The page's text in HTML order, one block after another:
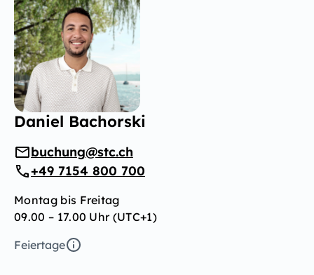
Daniel Bachorski
buchung@stc.ch
+49 7154 800 700
Montag bis Freitag
09.00 – 17.00 Uhr (UTC+1)
Feiertage